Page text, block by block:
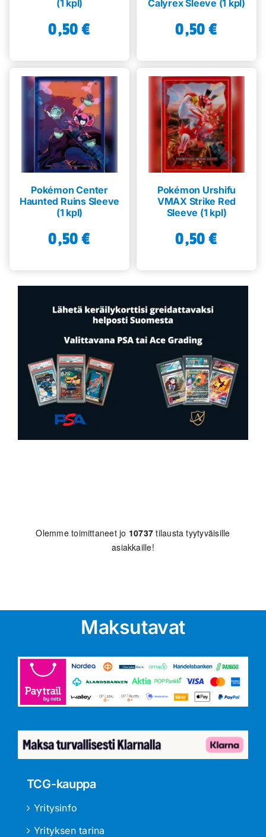
(1 kpl)
0,50€
Calyrex Sleeve (1 kpl)
0,50€
Pokémon Center
Haunted Ruins Sleeve
(1 kpl)
0,50€
Pokémon Urshifu
VMAX Strike Red
Sleeve (1 kpl)
0,50€
Olemme toimittaneet jo 10737 tilausta tyytyväisille
asiakkaille!
Maksutavat
TCG-kauppa
Yritysinfo
Yrityksen tarina